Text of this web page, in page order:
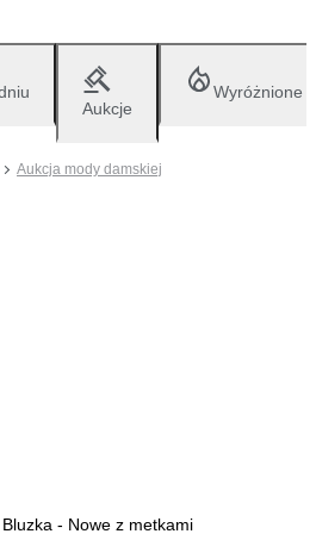
Aukcje
Wyróżnione
Aukcja mody damskiej
- Nowe z metkami